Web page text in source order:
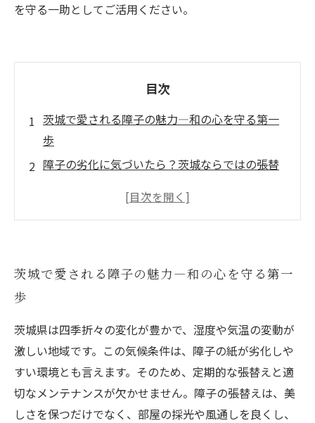
を守る一助としてご活用ください。
目次
茨城で愛される障子の魅力―和の心を守る第一
歩
障子の劣化に気づいたら？茨城ならではの張替
初心者でも安心！茨城の障子張替えを自分で行
メンテナンス術
茨城の障子張替え業者の選び方とおすすめポイ
ント
四季を感じる茨城での障子メンテナンスで快適
な暮らしを
茨城で愛される障子の魅力―和の心を守る第一
歩
茨城県は四季折々の変化が豊かで、湿度や気温の変動が
激しい地域です。この気候条件は、障子の紙が劣化しや
すい環境とも言えます。そのため、定期的な張替えと適
切なメンテナンスが欠かせません。障子の張替えは、美
しさを保つだけでなく、部屋の採光や風通しを良くし、